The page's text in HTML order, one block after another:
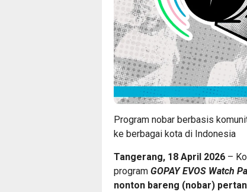
Program nobar berbasis
ke berbagai kota di Indonesia
Tangerang, 18 April 2026 –
program GOPAY EVOS Watch
nonton bareng (nobar)